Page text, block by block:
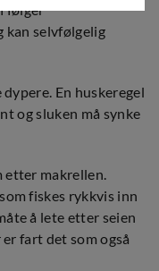
følger
kan selvfølgelig
En huskeregel
og sluken må synke
etter makrellen.
fiskes rykkvis inn
å lete etter seien
er fart det som også